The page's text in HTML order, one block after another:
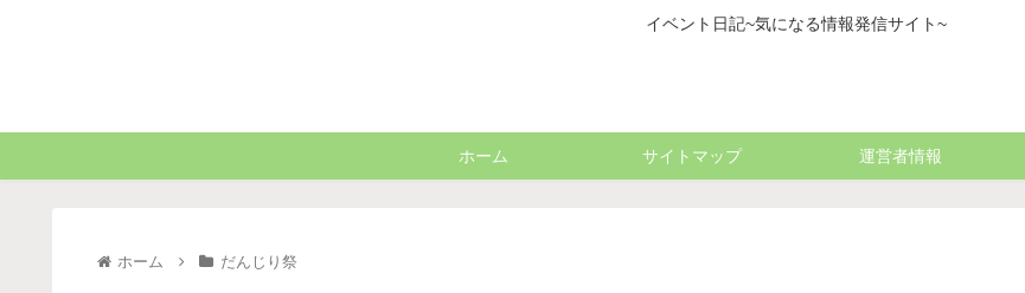
イベント日記~気になる情報発信サイト~
ホーム サイトマップ 運営者情報
ホーム だんじり祭